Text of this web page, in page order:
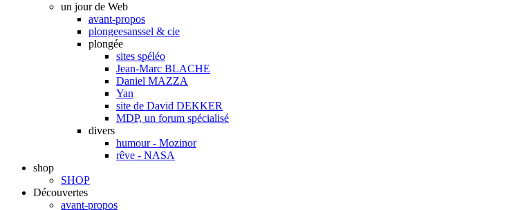
un jour de Web
avant-propos
plongeesanssel & cie
plongée
sites spéléo
Jean-Marc BLACHE
Daniel MAZZA
Yan
site de David DEKKER
MDP, un forum spécialisé
divers
humour - Mozinor
rêve - NASA
shop
SHOP
Découvertes
avant-propos